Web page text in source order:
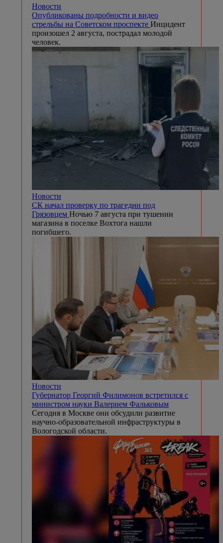
Новости
Опубликованы подробности и видео
стрельбы на Советском проспекте Инцидент
произошел 2 августа, пострадал молодой
человек.
Новости
СК начал проверку по трагедии под
Грязовцем Ночью 7 августа при тушении
магазина в поселке Вохтога нашли
погибшего.
Новости
Губернатор Георгий Филимонов встретился с
министром науки Валерием Фальковым
Сегодня в Москве они обсудили развитие
научно-образовательной инфраструктуры в
Вологодской области.